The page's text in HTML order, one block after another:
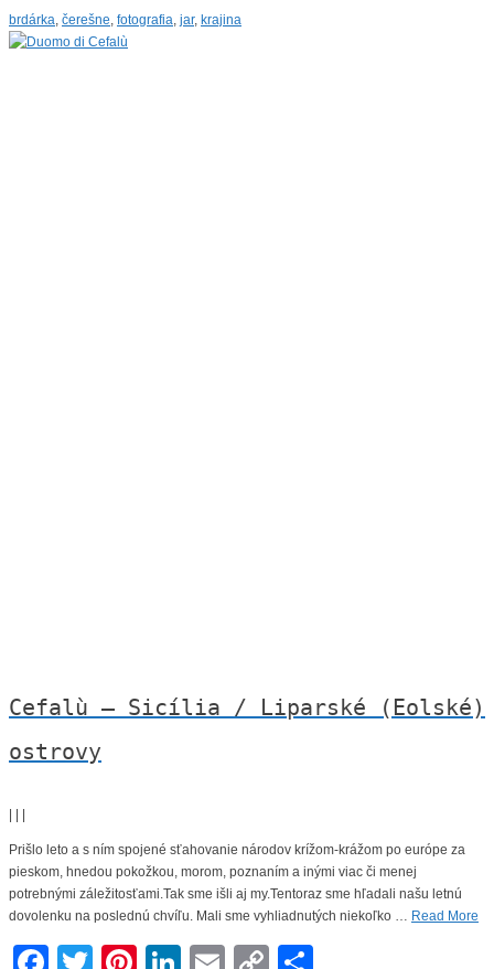
brdárka, čerešne, fotografia, jar, krajina
Cefalù – Sicília / Liparské (Eolské)
ostrovy
| | |
Prišlo leto a s ním spojené sťahovanie národov krížom-krážom po európe za
pieskom, hnedou pokožkou, morom, poznaním a inými viac či menej
potrebnými záležitosťami.Tak sme išli aj my.Tentoraz sme hľadali našu letnú
dovolenku na poslednú chvíľu. Mali sme vyhliadnutých niekoľko … Read More